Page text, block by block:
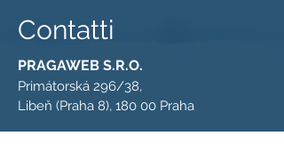
Contatti
PRAGAWEB S.R.O.
Primátorská 296/38,
Libeň (Praha 8), 180 00 Praha